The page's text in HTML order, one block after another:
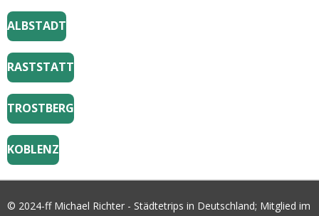
ALBSTADT
RASTSTATT
TROSTBERG
KOBLENZ
© 2024-ff Michael Richter - Städtetrips in Deutschland; Mitglied im